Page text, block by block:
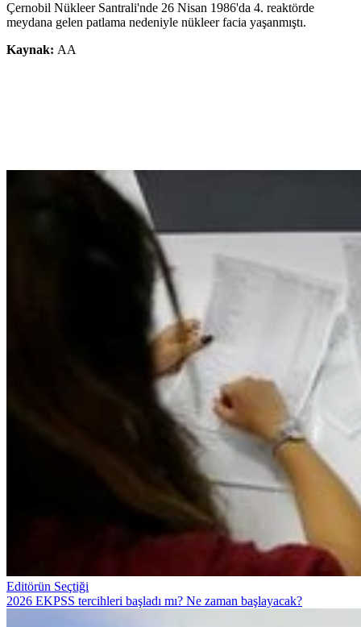
Çernobil Nükleer Santrali'nde 26 Nisan 1986'da 4. reaktörde
meydana gelen patlama nedeniyle nükleer facia yaşanmıştı.
Kaynak: AA
Editörün Seçtiği
2026 EKPSS tercihleri başladı mı? Ne zaman başlayacak?